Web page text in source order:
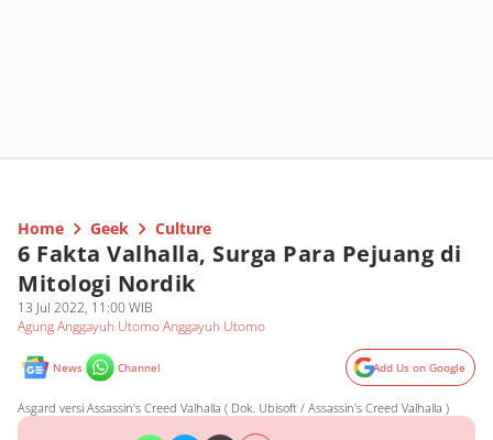
Home Geek Culture
6 Fakta Valhalla, Surga Para Pejuang di
Mitologi Nordik
13 Jul 2022, 11:00 WIB
Agung Anggayuh Utomo Anggayuh Utomo
News Channel Add Us on Google
Asgard versi Assassin's Creed Valhalla ( Dok. Ubisoft / Assassin's Creed Valhalla )